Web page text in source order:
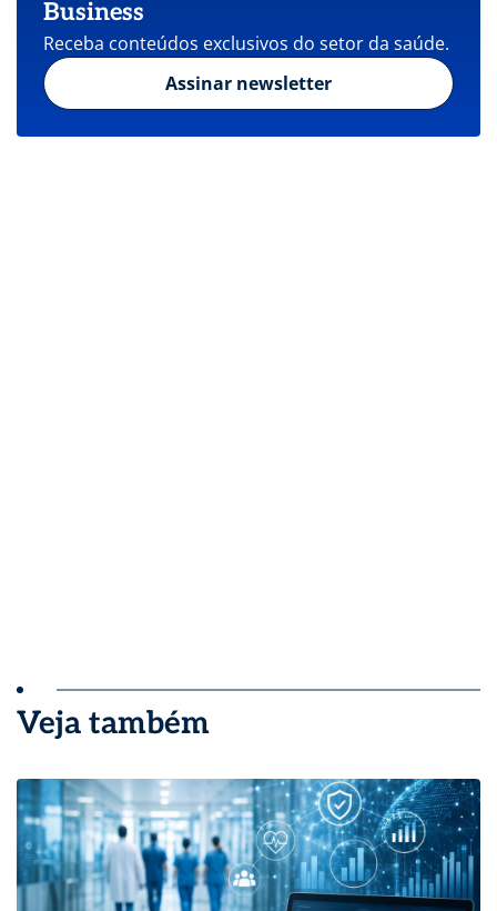
Business
Receba conteúdos exclusivos do setor da saúde.
Assinar newsletter
Veja também